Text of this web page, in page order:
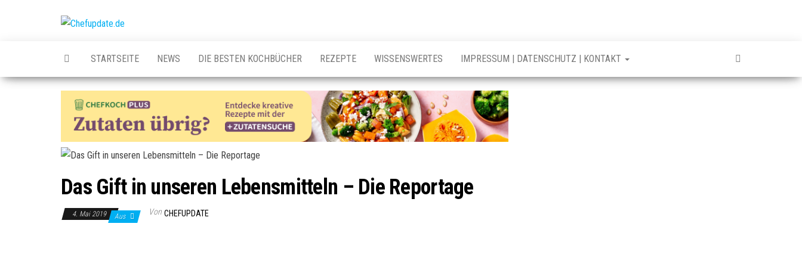
STARTSEITE NEWS DIE BESTEN KOCHBÜCHER REZEPTE WISSENSWERTES IMPRESSUM | DATENSCHUTZ | KONTAKT
Das Gift in unseren Lebensmitteln – Die Reportage
4. Mai 2019 Aus Von CHEFUPDATE